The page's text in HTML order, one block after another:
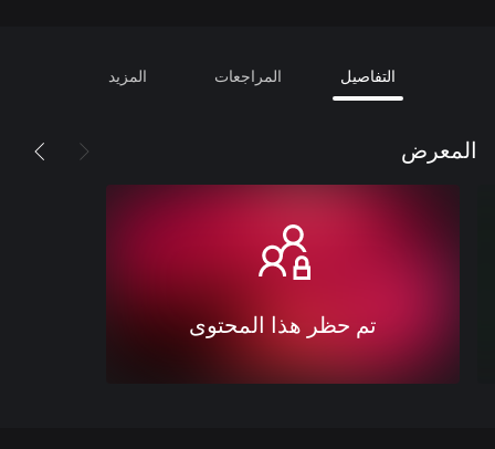
التفاصيل المراجعات المزيد
المعرض
تم حظر هذا المحتوى